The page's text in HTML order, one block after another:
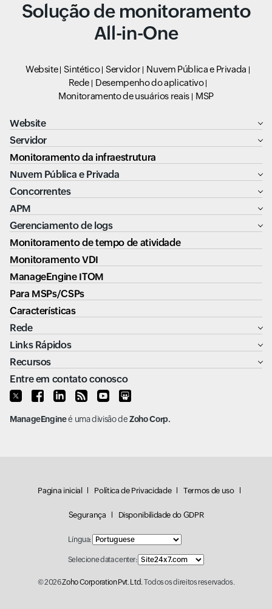
Solução de monitoramento
All-in-One
Website Sintético Servidor
Nuvem Pública e Privada
Rede
Desempenho do aplicativo
Monitoramento de usuários reais
MSP
Website
Servidor
Monitoramento da infraestrutura
Nuvem Pública e Privada
Concorrentes
APM
Gerenciamento de logs
Monitoramento de tempo de atividade
Monitoramento VDI
ManageEngine ITOM
Para MSPs/CSPs
Características
Rede
Links Rápidos
Recursos
Entre em contato conosco
ManageEngineé uma divisão deZoho Corp.
Pagina inicial Política de Privacidade Termos de uso
Segurança Disponibilidade do GDPR
Língua:
Selecione data center:
© 2026Zoho Corporation Pvt. Ltd.Todos os direitos reservados.